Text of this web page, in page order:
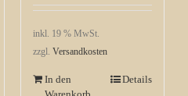
inkl. 19 % MwSt.
zzgl. Versandkosten
In den
Details